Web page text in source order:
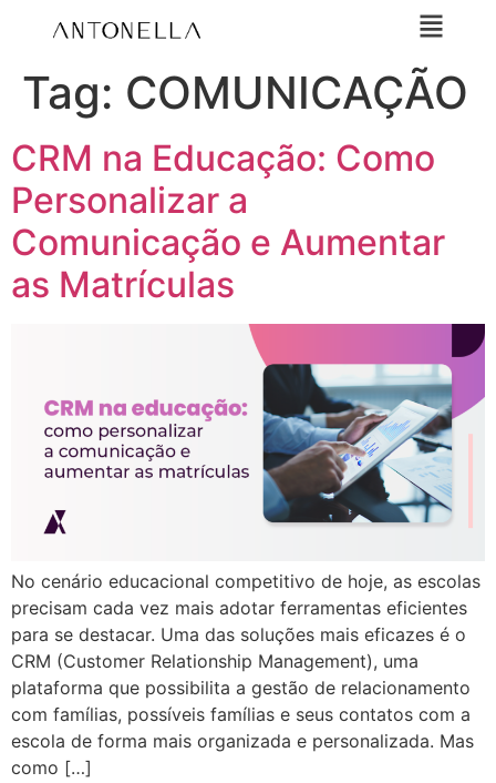
Tag: COMUNICAÇÃO
CRM na Educação: Como
Personalizar a
Comunicação e Aumentar
as Matrículas
No cenário educacional competitivo de hoje, as escolas
precisam cada vez mais adotar ferramentas eficientes
para se destacar. Uma das soluções mais eficazes é o
CRM (Customer Relationship Management), uma
plataforma que possibilita a gestão de relacionamento
com famílias, possíveis famílias e seus contatos com a
escola de forma mais organizada e personalizada. Mas
como […]